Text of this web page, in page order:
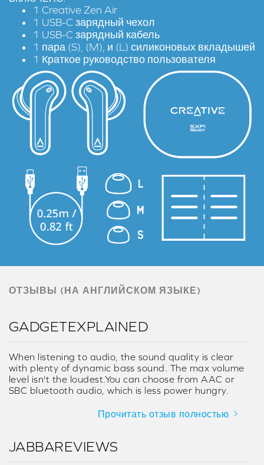
Шаг 1:
Загрузите приложение SXFI App на мобильное устройство.
Создайте ваш Super X-Fi профиль через вкладку
‘Персонализировать' в главном меню и следуйте
пошаговой инструкии по созданию Super X-Fi профиля.
1 Creative Zen Air
1 USB-C зарядный чехол
1 USB-C зарядный кабель
1 пара (S), (M), и (L) силиконовых вкладышей
1 Краткое руководство пользователя
ОТЗЫВЫ (НА АНГЛИЙСКОМ ЯЗЫКЕ)
GADGETEXPLAINED
When listening to audio, the sound quality is clear
with plenty of dynamic bass sound. The max volume
level isn't the loudest.You can choose from AAC or
SBC bluetooth audio, which is less power hungry.
Прочитать отзыв полностью
JABBAREVIEWS